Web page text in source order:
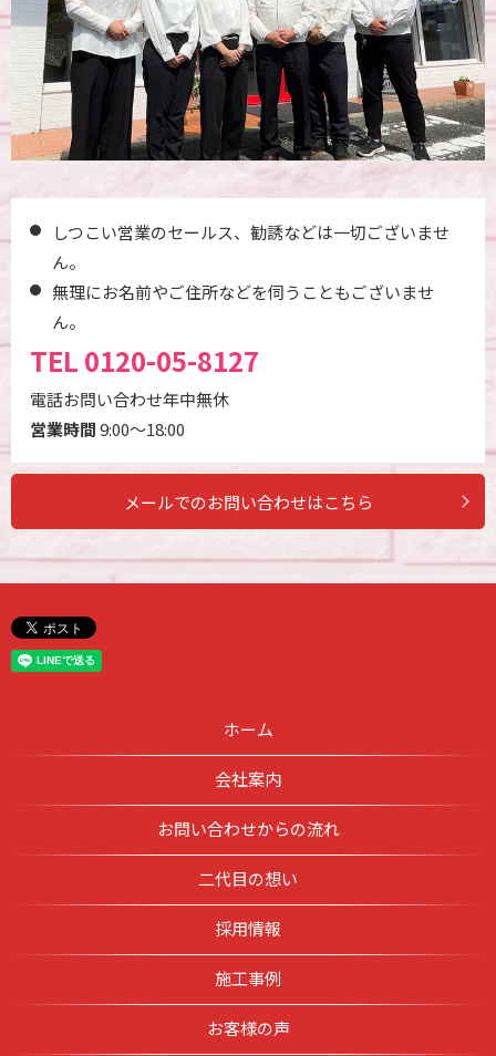
しつこい営業のセールス、勧誘などは一切ございませ
ん。
無理にお名前やご住所などを伺うこともございませ
ん。
TEL 0120-05-8127
電話お問い合わせ年中無休
営業時間9:00～18:00
メールでのお問い合わせはこちら
ホーム
会社案内
お問い合わせからの流れ
二代目の想い
採用情報
施工事例
お客様の声